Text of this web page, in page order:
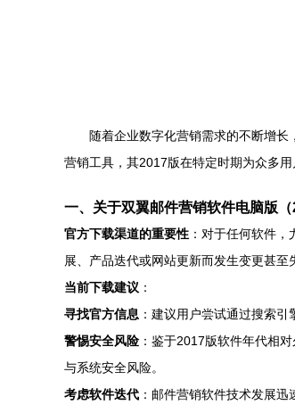
随着企业数字化营销需求的不断增
营销工具，其2017版在特定时期为众多
一、关于双翼邮件营销软件电脑版
官方下载渠道的重要性 ：对于任何软件
展、产品迭代或网站更新而发生变更甚至
当前下载建议 ：
寻找官方信息 ：建议用户尝试通过搜索
警惕安全风险 ：鉴于2017版软件年代相
与系统安全风险。
考虑软件迭代 ：邮件营销软件技术发展